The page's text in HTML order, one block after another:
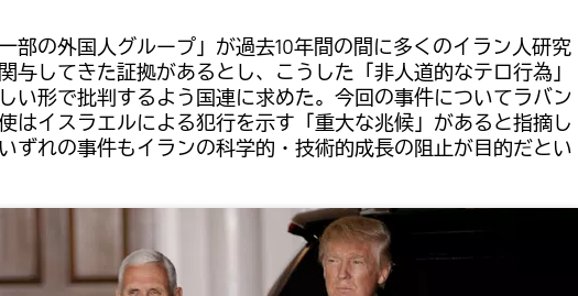
部の外国人グループ」が過去10年間の間に多くのイラン人研究
与してきた証拠があるとし、こうした「非人道的なテロ行為」
い形で批判するよう国連に求めた。今回の事件についてラバン
はイスラエルによる犯行を示す「重大な兆候」があると指摘し
ずれの事件もイランの科学的・技術的成長の阻止が目的だとい